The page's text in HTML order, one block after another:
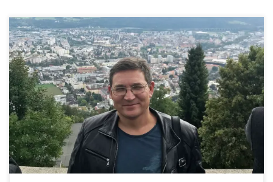
Іксанов Олександр Маратович — український математик
та кібернетик, що працює у галузі теорії ймовірностей та
теорії випадкових процесів; доктор фізико-
математичних наук (2007), професор (2011), завідувач
кафедри дослідження операцій факультету
комп’ютерних наук та кібернетики Київського
національного університету імені Тараса Шевченка
(2014). Автор двох монографій, понад 100 наукових
статей, h-index Scopus = […]